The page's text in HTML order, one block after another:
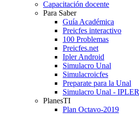
Capacitación docente
Para Saber
Guía Académica
Preicfes interactivo
100 Problemas
Preicfes.net
Ipler Android
Simulacro Unal
Simulacroicfes
Preparate para la Unal
Simulacro Unal - IPLER
PlanesTI
Plan Octavo-2019